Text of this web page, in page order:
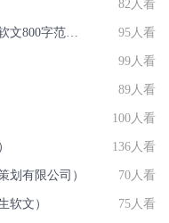
82人看
95人看
99人看
89人看
100人看
136人看
划有限公司） 70人看
软文） 75人看